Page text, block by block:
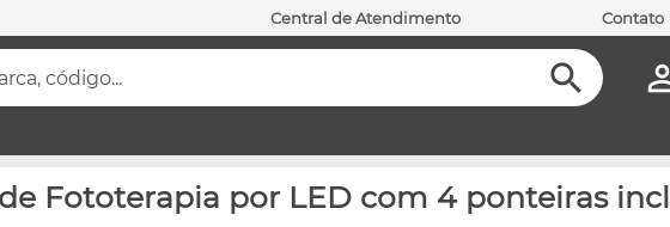
Central de Atendimento Contato
código...
Fototerapia por LED com 4 ponteiras